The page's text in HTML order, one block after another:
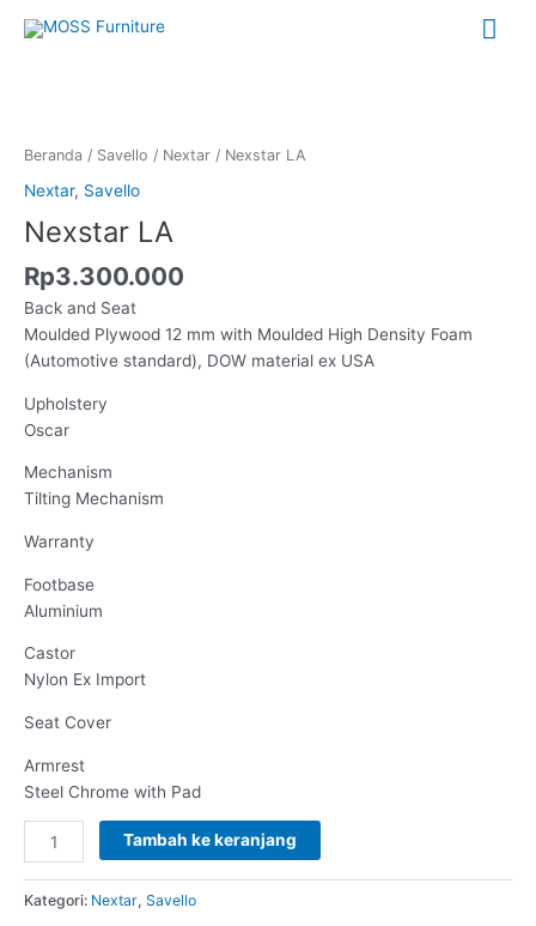
Beranda / Savello / Nextar / Nexstar LA
Nextar, Savello
Nexstar LA
Rp3.300.000
Back and Seat
Moulded Plywood 12 mm with Moulded High Density Foam
(Automotive standard), DOW material ex USA
Upholstery
Oscar
Mechanism
Tilting Mechanism
Warranty
Footbase
Aluminium
Castor
Nylon Ex Import
Seat Cover
Armrest
Steel Chrome with Pad
LA
Tambah ke keranjang
Kategori: Nextar, Savello